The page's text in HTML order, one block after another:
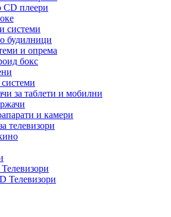
CD плеери
системи
будилници
и опрема
бокс
за таблети и мобилни
и камери
телевизори
Телевизори